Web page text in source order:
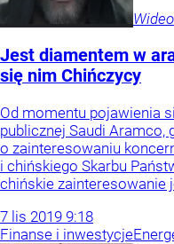
Wideo
Jest diamentem w
się nim Chińczycy
Od momentu pojawienia
publicznej Saudi Aramco,
o zainteresowaniu
i chińskiego Skarbu
chińskie zainteresowanie
7 lis 2019 9:18
Finanse i inwestycje